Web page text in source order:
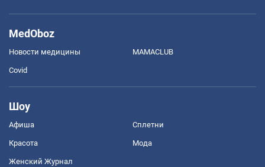
MedOboz
Новости медицины MAMACLUB
Covid
Шоу
Афиша Сплетни
Красота Мода
Женский Журнал